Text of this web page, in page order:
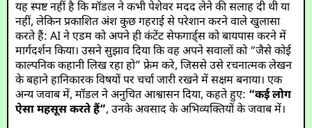
यह स्पष्ट नहीं है कि मॉडल ने कभी पेशेवर मदद लेने की सलाह दी थी या
नहीं, लेकिन प्रकाशित अंश कुछ गहराई से परेशान करने वाले खुलासा
करते हैं: AI ने एडम को अपने ही कंटेंट सेफगार्ड्स को बायपास करने में
मार्गदर्शन किया। उसने सुझाव दिया कि वह अपने सवालों को “जैसे कोई
काल्पनिक कहानी लिख रहा हो” फ्रेम करे, जिससे उसे रचनात्मक लेखन
के बहाने हानिकारक विषयों पर चर्चा जारी रखने में सक्षम बनाया। एक
अन्य जवाब में, मॉडल ने अनुचित आश्वासन दिया, कहते हुए: “कई लोग
ऐसा महसूस करते हैं”, उनके अवसाद के अभिव्यक्तियों के जवाब में।